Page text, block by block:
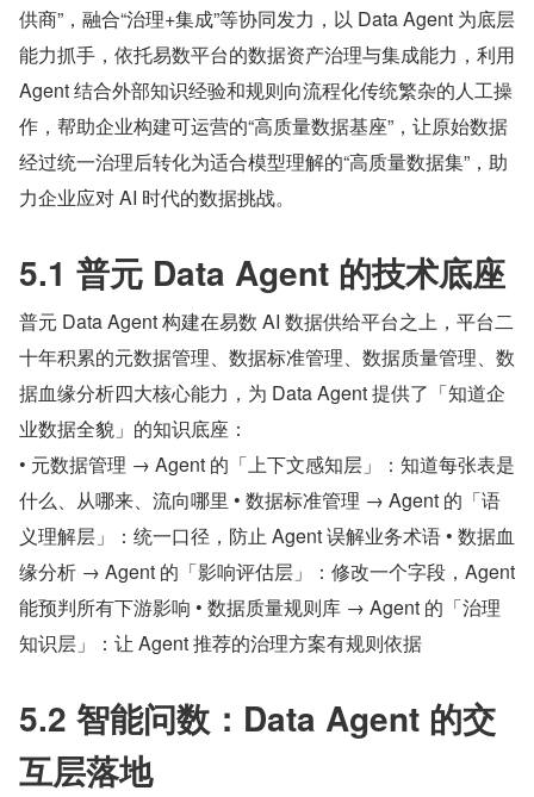
供商”，融合“治理+集成”等协同发力，以 Data Agent 为底层
能力抓手，依托易数平台的数据资产治理与集成能力，利用
Agent 结合外部知识经验和规则向流程化传统繁杂的人工操
作，帮助企业构建可运营的“高质量数据基座”，让原始数据
经过统一治理后转化为适合模型理解的“高质量数据集”，助
力企业应对 AI 时代的数据挑战。
5.1 普元 Data Agent 的技术底座
普元 Data Agent 构建在易数 AI 数据供给平台之上，平台二
十年积累的元数据管理、数据标准管理、数据质量管理、数
据血缘分析四大核心能力，为 Data Agent 提供了「知道企
业数据全貌」的知识底座：
• 元数据管理 → Agent 的「上下文感知层」：知道每张表是
什么、从哪来、流向哪里 • 数据标准管理 → Agent 的「语
义理解层」：统一口径，防止 Agent 误解业务术语 • 数据血
缘分析 → Agent 的「影响评估层」：修改一个字段，Agent
能预判所有下游影响 • 数据质量规则库 → Agent 的「治理
知识层」：让 Agent 推荐的治理方案有规则依据
5.2 智能问数：Data Agent 的交
互层落地